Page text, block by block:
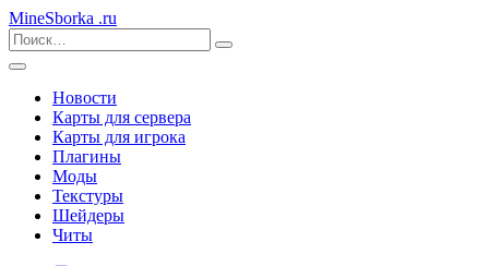
MineSborka .ru
Новости
Карты для сервера
Карты для игрока
Плагины
Моды
Текстуры
Шейдеры
Читы